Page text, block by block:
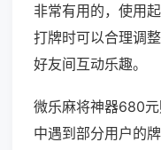
非常有用的，使用
打牌时可以合理调
好友间互动乐趣。
微乐麻将神器680
中遇到部分用户的